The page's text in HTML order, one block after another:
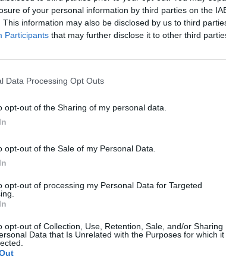
of your personal information by third parties on the
This information may also be disclosed by us to third
Participants that may further disclose it to other third
Data Processing Opt Outs
opt-out of the Sharing of my personal data.
opt-out of the Sale of my Personal Data.
opt-out of processing my Personal Data for Targeted
opt-out of Collection, Use, Retention, Sale, and/or Sharing
Data that Is Unrelated with the Purposes for which it
ποτέ να εξαπατήσει το κοινό, που
ότι στην εικοσάχρονη καριέρα του δεν μας
The Bad Seeds
01
Quiet Is The New Loud
Απρ-01
- Πανσέληνη Χώρα